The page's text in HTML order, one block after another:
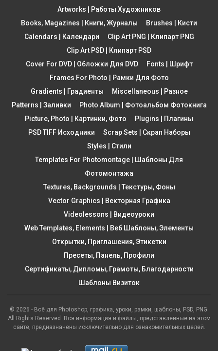
Artworks | Работы Художников
Books, Magazines | Книги, Журналы
Brushes | Кисти
Calendars | Календари
Clip Art PNG | Клипарт PNG
Clip Art PSD | Клипарт PSD
Cover For DVD | Обложки Для DVD
Fonts | Шрифт
Frames For Photo | Рамки Для Фото
Gradients | Градиенты
Miscellaneous | Разное
Patterns | Заливки
Photo Album | Фотоальбом Фотокнига
Picture, Photo | Картинки, Фото
Plugins | Плагины
PSD TIFF Исходники
Scrap Sets | Скрап Наборы
Styles | Стили
Templates For Photomontage | Шаблоны Для
Фотомонтажа
Textures, Backgrounds | Текстуры, Фоны
Vector Graphics | Векторная Графика
Videolessons | Видеоуроки
Web Templates, Elements | Веб Шаблоны, Элементы
Открытки, Приглашения, Этикетки
Пресеты, Панель, Профили
Сертификаты, Дипломы, Грамоты, Благодарности
Шаблоны Визиток
© 2026 - Всё для Photoshop, графика, уроки, рамки, шаблоны, PSD, PNG.
All Rights Reserved. Вся информация и файлы, представленные на этом
сайте, предназначены исключительно для ознакомительных целей.